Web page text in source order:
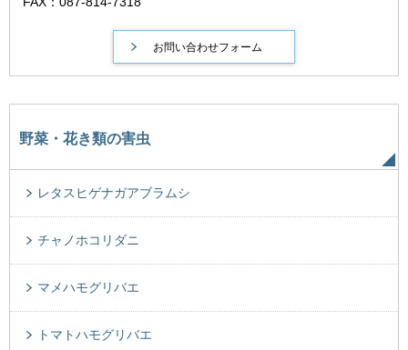
野菜・花き類の害虫
レタスヒゲナガアブラムシ
チャノホコリダニ
マメハモグリバエ
トマトハモグリバエ